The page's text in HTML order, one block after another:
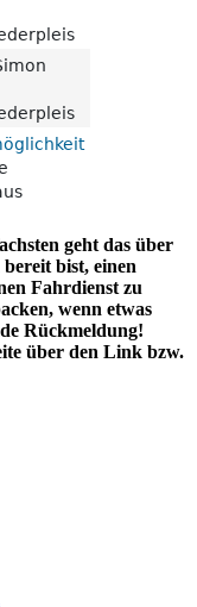
geht das über
bist, einen
Fahrdienst zu
wenn etwas
Rückmeldung!
über den Link bzw.